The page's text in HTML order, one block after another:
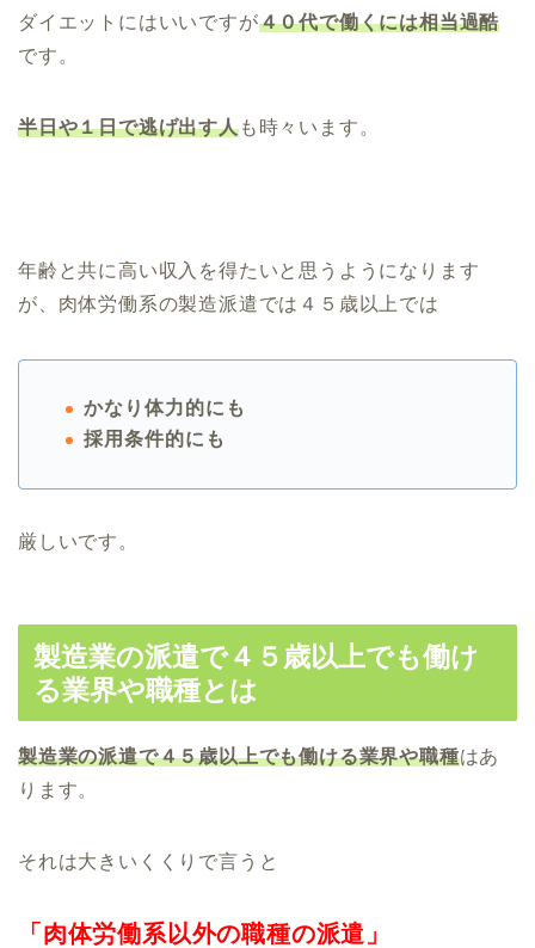
ダイエットにはいいですが４０代で働くには相当過酷
です。
半日や１日で逃げ出す人も時々います。
年齢と共に高い収入を得たいと思うようになります
が、肉体労働系の製造派遣では４５歳以上では
かなり体力的にも
採用条件的にも
厳しいです。
製造業の派遣で４５歳以上でも働け
る業界や職種とは
製造業の派遣で４５歳以上でも働ける業界や職種はあ
ります。
それは大きいくくりで言うと
「肉体労働系以外の職種の派遣」